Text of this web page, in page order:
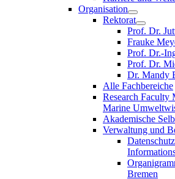
Organisation
Rektorat
Prof. Dr.
Frauke
Prof. Dr.-
Prof. Dr.
Dr. Mandy
Alle Fachbereiche
Research
Marine
Akademische
Verwaltung und
Bremen